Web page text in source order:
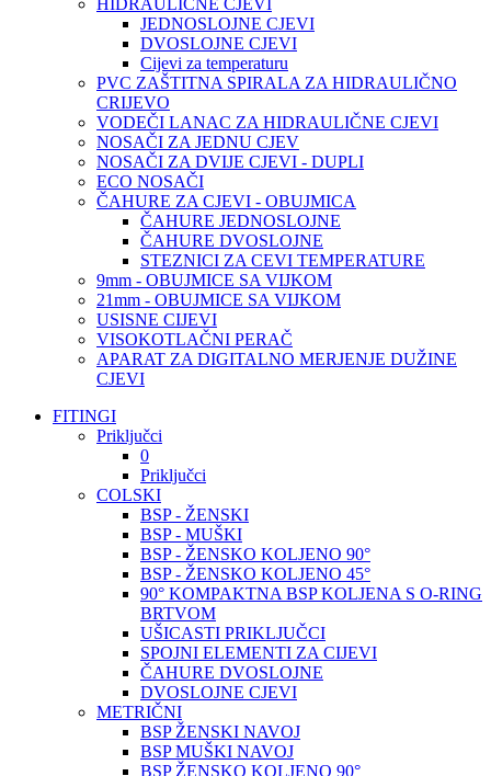
HIDRAULIČNE CJEVI
JEDNOSLOJNE CJEVI
DVOSLOJNE CJEVI
Cijevi za temperaturu
PVC ZAŠTITNA SPIRALA ZA HIDRAULIČNO
CRIJEVO
VODEČI LANAC ZA HIDRAULIČNE CJEVI
NOSAČI ZA JEDNU CJEV
NOSAČI ZA DVIJE CJEVI - DUPLI
ECO NOSAČI
ČAHURE ZA CJEVI - OBUJMICA
ČAHURE JEDNOSLOJNE
ČAHURE DVOSLOJNE
STEZNICI ZA CEVI TEMPERATURE
9mm - OBUJMICE SA VIJKOM
21mm - OBUJMICE SA VIJKOM
USISNE CIJEVI
VISOKOTLAČNI PERAČ
APARAT ZA DIGITALNO MERJENJE DUŽINE
CJEVI
FITINGI
Priključci
0
Priključci
COLSKI
BSP - ŽENSKI
BSP - MUŠKI
BSP - ŽENSKO KOLJENO 90°
BSP - ŽENSKO KOLJENO 45°
90° KOMPAKTNA BSP KOLJENA S O-RING
BRTVOM
UŠICASTI PRIKLJUČCI
SPOJNI ELEMENTI ZA CIJEVI
ČAHURE DVOSLOJNE
DVOSLOJNE CJEVI
METRIČNI
BSP ŽENSKI NAVOJ
BSP MUŠKI NAVOJ
BSP ŽENSKO KOLJENO 90°